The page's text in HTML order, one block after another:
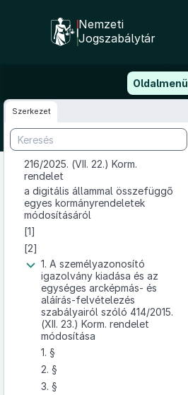
tartalomra
Nemzeti
Jogszabálytár
Oldalmenü
Szerkezet
216/2025. (VII. 22.) Korm.
rendelet
a digitális állammal összefüggő
egyes kormányrendeletek
módosításáról
[1]
[2]
1. A személyazonosító
igazolvány kiadása és az
egységes arcképmás- és
aláírás-felvételezés
szabályairól szóló 414/2015.
(XII. 23.) Korm. rendelet
módosítása
1. §
2. §
3. §